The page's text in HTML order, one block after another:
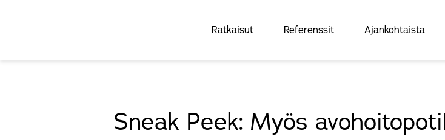
Ratkaisut Referenssit Ajankohtaista
Sneak Peek: Myös